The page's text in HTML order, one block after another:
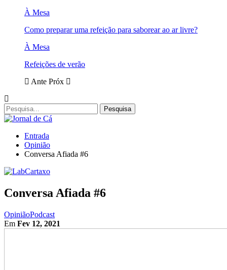
À Mesa
Como preparar uma refeição para saborear ao ar livre?
À Mesa
Refeições de verão
Ante Próx
Entrada
Opinião
Conversa Afiada #6
Conversa Afiada #6
OpiniãoPodcast
Em Fev 12, 2021